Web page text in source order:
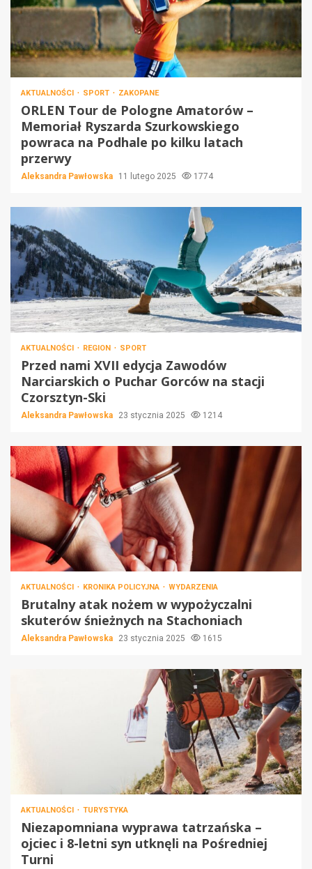
AKTUALNOŚCI SPORT ZAKOPANE
ORLEN Tour de Pologne Amatorów –
Memoriał Ryszarda Szurkowskiego
powraca na Podhale po kilku latach
przerwy
Aleksandra Pawłowska 11 lutego 2025 1774
AKTUALNOŚCI REGION SPORT
Przed nami XVII edycja Zawodów
Narciarskich o Puchar Gorców na stacji
Czorsztyn-Ski
Aleksandra Pawłowska 23 stycznia 2025 1214
AKTUALNOŚCI KRONIKA POLICYJNA WYDARZENIA
Brutalny atak nożem w wypożyczalni
skuterów śnieżnych na Stachoniach
Aleksandra Pawłowska 23 stycznia 2025 1615
AKTUALNOŚCI TURYSTYKA
Niezapomniana wyprawa tatrzańska –
ojciec i 8-letni syn utknęli na Pośredniej
Turni